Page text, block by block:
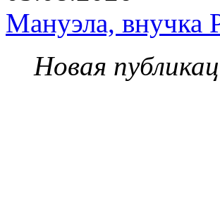
Мануэла, внучка
Новая